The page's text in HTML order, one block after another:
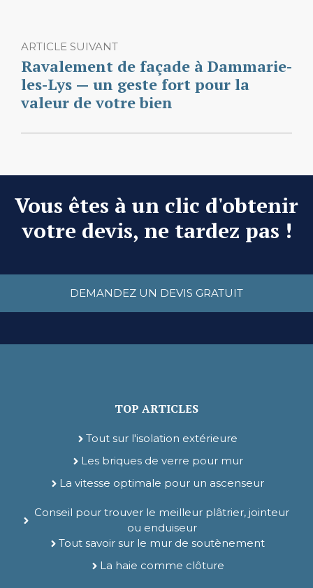
ARTICLE SUIVANT
Ravalement de façade à Dammarie-
les-Lys — un geste fort pour la
valeur de votre bien
Vous êtes à un clic d'obtenir
votre devis, ne tardez pas !
DEMANDEZ UN DEVIS GRATUIT
TOP ARTICLES
Tout sur l'isolation extérieure
Les briques de verre pour mur
La vitesse optimale pour un ascenseur
Conseil pour trouver le meilleur plâtrier, jointeur
ou enduiseur
Tout savoir sur le mur de soutènement
La haie comme clôture